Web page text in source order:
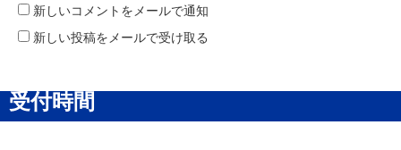
新しいコメントをメールで通知
新しい投稿をメールで受け取る
受付時間